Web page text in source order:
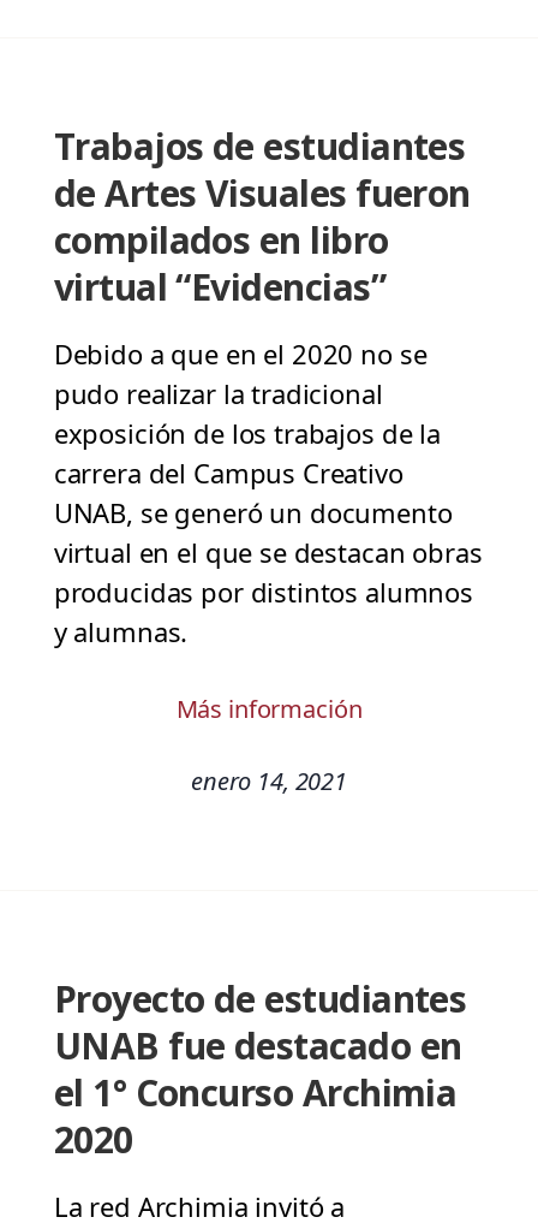
Trabajos de estudiantes
de Artes Visuales fueron
compilados en libro
virtual “Evidencias”
Debido a que en el 2020 no se
pudo realizar la tradicional
exposición de los trabajos de la
carrera del Campus Creativo
UNAB, se generó un documento
virtual en el que se destacan obras
producidas por distintos alumnos
y alumnas.
Más información
enero 14, 2021
Proyecto de estudiantes
UNAB fue destacado en
el 1° Concurso Archimia
2020
La red Archimia invitó a